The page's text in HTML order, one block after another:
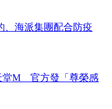
海派集團配合防疫
堂M 官方發「尊榮感